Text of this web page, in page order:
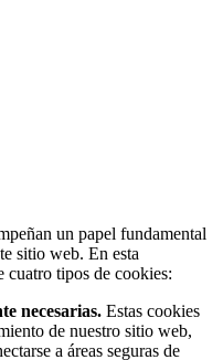
un papel fundamental
sitio web. En esta
cuatro tipos de cookies:
necesarias. Estas cookies
de nuestro sitio web,
a áreas seguras de